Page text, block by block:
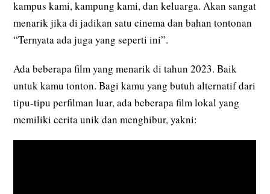
kampus kami, kampung kami, dan keluarga. Akan sangat
menarik jika di jadikan satu cinema dan bahan tontonan
“Ternyata ada juga yang seperti ini”.
Ada beberapa film yang menarik di tahun 2023. Baik
untuk kamu tonton. Bagi kamu yang butuh alternatif dari
tipu-tipu perfilman luar, ada beberapa film lokal yang
memiliki cerita unik dan menghibur, yakni: